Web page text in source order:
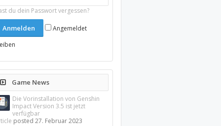
du dein Passwort vergessen?
Angemeldet
Game News
Die Vorinstallation von Genshin
Impact Version 3.5 ist jetzt
verfügbar
posted27. Februar 2023